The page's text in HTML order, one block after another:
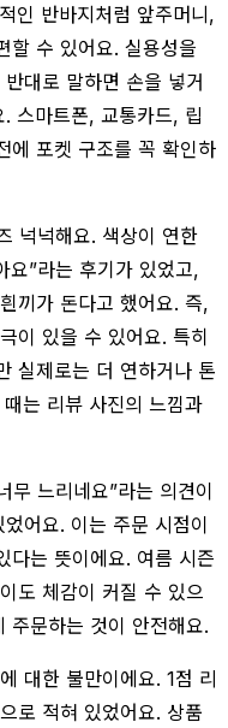
인 반바지처럼 앞주머니,
할 수 있어요. 실용성을
대로 말하면 손을 넣거
스마트폰, 교통카드, 립
에 포켓 구조를 꼭 확인하
넉넉해요. 색상이 연한
요”라는 후기가 있었고,
끼가 돈다고 했어요. 즉,
이 있을 수 있어요. 특히
실제로는 더 연하거나 톤
는 리뷰 사진의 느낌과
무 느리네요”라는 의견이
어요. 이는 주문 시점이
다는 뜻이에요. 여름 시즌
도 체감이 커질 수 있으
주문하는 것이 안전해요.
대한 불만이에요. 1점 리
로 적혀 있었어요. 상품